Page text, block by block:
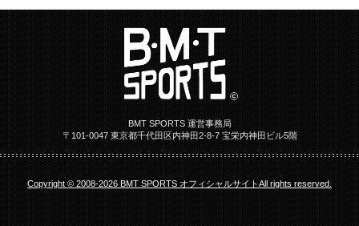
BMT SPORTS 運営事務局
〒101-0047 東京都千代田区内神田2-8-7 宝栄内神田ビル5階
Copyright © 2008-2026 BMT SPORTS オフィシャルサイトAll rights reserved.